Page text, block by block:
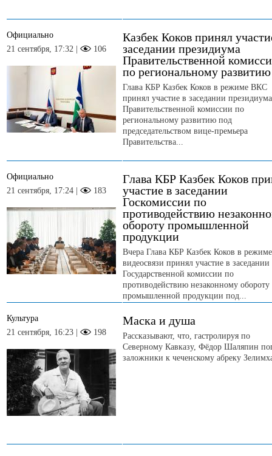
Официально
21 сентября, 17:32 |
106
Казбек Коков принял
заседании президиума
Правительственной
по региональному развитию
Глава КБР Казбек Коков в режиме ВКС
принял участие в заседании президиума
Правительственной комиссии по
региональному развитию под
председательством вице-премьера
Правительства...
Официально
21 сентября, 17:24 |
183
Глава КБР Казбек Коков
участие в заседании
Госкомиссии по
противодействию
обороту промышленной
продукции
Вчера Глава КБР Казбек Коков в режиме
видеосвязи принял участие в заседании
Государственной комиссии по
противодействию незаконному обороту
промышленной продукции под...
Культура
21 сентября, 16:23 |
198
Маска и душа
Рассказывают, что, гастролируя по
Северному Кавказу, Фёдор Шаляпин
заложники к чеченскому абреку